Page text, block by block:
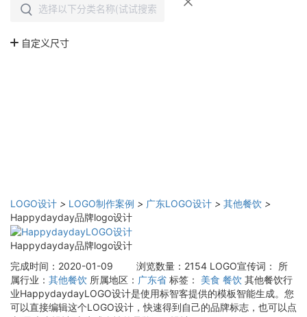
LOGO设计 > LOGO制作案例 > 广东LOGO设计 > 其他餐饮 >
Happydayday品牌logo设计
Happydayday品牌logo设计
完成时间：2020-01-09
浏览数量：2154 LOGO宣传词：
所
属行业： 其他餐饮 所属地区： 广东省 标签： 美食 餐饮 其他餐饮行
业HappydaydayLOGO设计是使用标智客提供的模板智能生成。您
可以直接编辑这个LOGO设计，快速得到自己的品牌标志，也可以点